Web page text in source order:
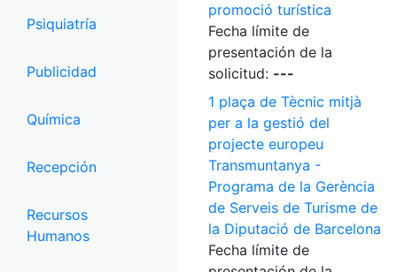
Psiquiatría
Publicidad
Química
Recepción
Recursos
Humanos
promoció turística
Fecha límite de
presentación de la
solicitud: ---
1 plaça de Tècnic mitjà
per a la gestió del
projecte europeu
Transmuntanya -
Programa de la Gerència
de Serveis de Turisme de
la Diputació de Barcelona
Fecha límite de